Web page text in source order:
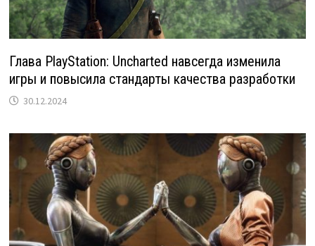
Глава PlayStation: Uncharted навсегда изменила
игры и повысила стандарты качества разработки
30.12.2024